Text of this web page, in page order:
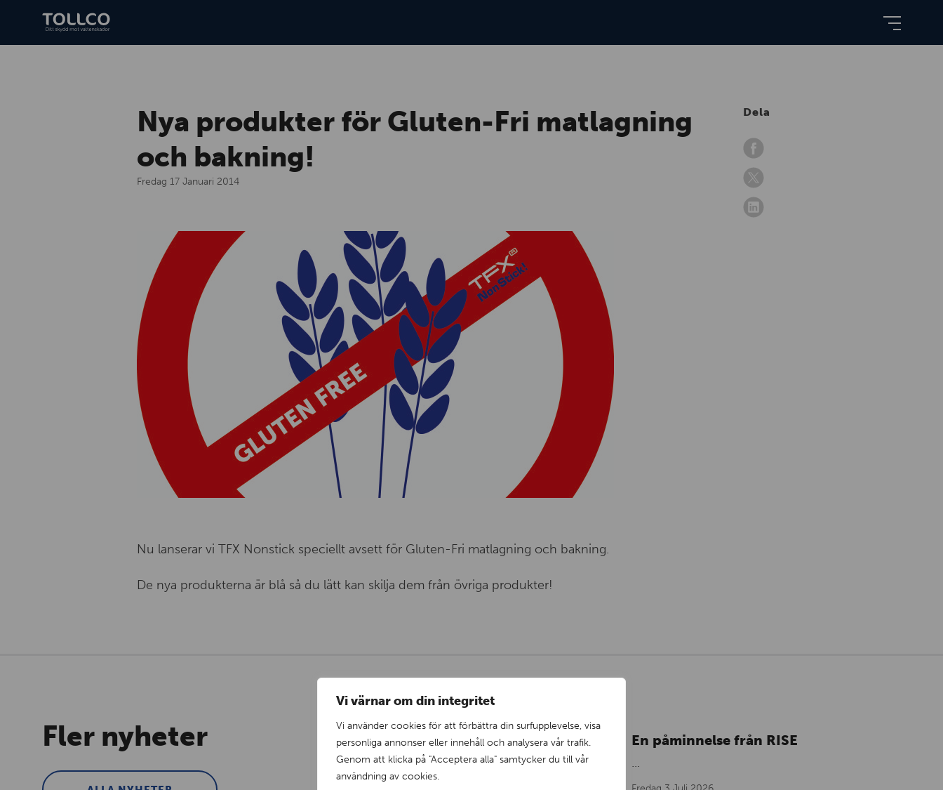
Vi värnar om din integritet
Vi använder cookies för att förbättra din surfupplevelse, visa
personliga annonser eller innehåll och analysera vår trafik.
Genom att klicka på "Acceptera alla" samtycker du till vår
användning av cookies.
Dela
Nya produkter för Gluten-Fri matlagning
och bakning!
Fredag 17 Januari 2014
Nu lanserar vi TFX Nonstick speciellt avsett för Gluten-Fri matlagning och bakning.
De nya produkterna är blå så du lätt kan skilja dem från övriga produkter!
Fler nyheter En påminnelse från RISE
...